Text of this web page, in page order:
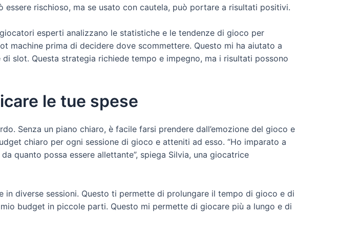
essere rischioso, ma se usato con cautela, può portare a risultati positivi.
esperti analizzano le statistiche e le tendenze di gioco per
machine prima di decidere dove scommettere. Questo mi ha aiutato a
slot. Questa strategia richiede tempo e impegno, ma i risultati possono
le tue spese
Senza un piano chiaro, è facile farsi prendere dall’emozione del gioco e
chiaro per ogni sessione di gioco e atteniti ad esso. “Ho imparato a
quanto possa essere allettante”, spiega Silvia, una giocatrice
diverse sessioni. Questo ti permette di prolungare il tempo di gioco e di
budget in piccole parti. Questo mi permette di giocare più a lungo e di